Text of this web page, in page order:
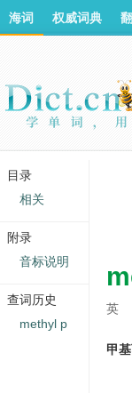
英
甲
海词 权威词典
目录
相关
附录
音标说明
查词历史
methyl p